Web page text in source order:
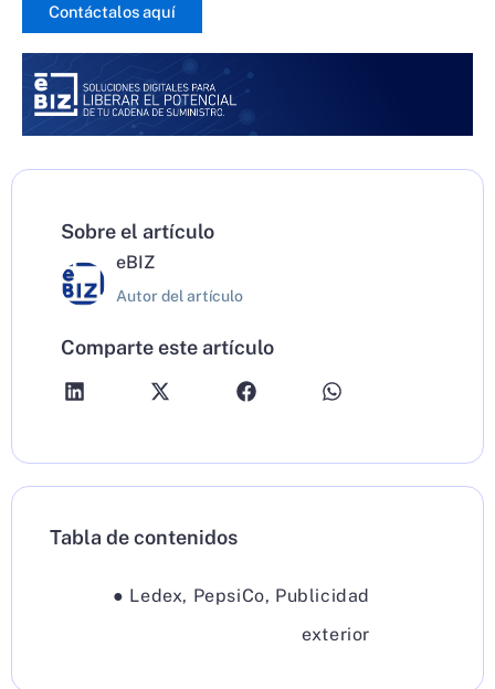
Contáctalos aquí
Sobre el artículo
eBIZ
Autor del artículo
Comparte este artículo
Tabla de contenidos
● Ledex, PepsiCo, Publicidad
exterior